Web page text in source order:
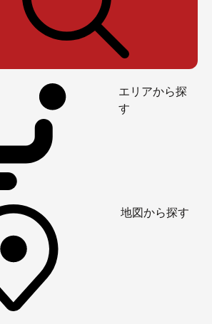
エリアから探
す
地図から探す